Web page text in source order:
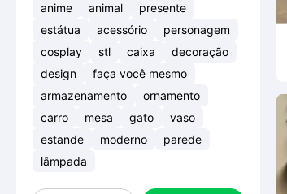
anime
animal
presente
estátua
acessório
personagem
cosplay
stl caixa
decoração
design
faça você mesmo
armazenamento
ornamento
carro
mesa gato
vaso
estande
moderno
parede
lâmpada